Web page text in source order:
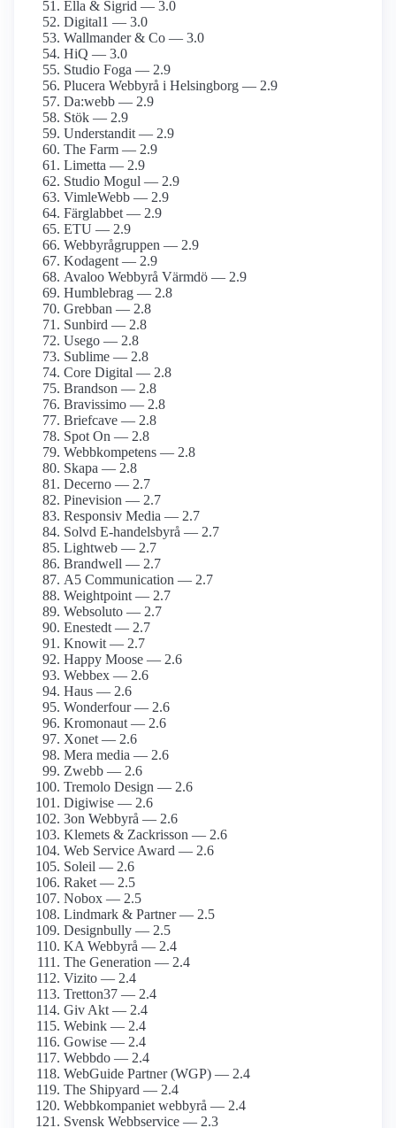
Ella & Sigrid — 3.0
Digital1 — 3.0
Wallmander & Co — 3.0
HiQ — 3.0
Studio Foga — 2.9
Plucera Webbyrå i Helsingborg — 2.9
Da:webb — 2.9
Stök — 2.9
Understandit — 2.9
The Farm — 2.9
Limetta — 2.9
Studio Mogul — 2.9
VimleWebb — 2.9
Färglabbet — 2.9
ETU — 2.9
Webbyrågruppen — 2.9
Kodagent — 2.9
Avaloo Webbyrå Värmdö — 2.9
Humblebrag — 2.8
Grebban — 2.8
Sunbird — 2.8
Usego — 2.8
Sublime — 2.8
Core Digital — 2.8
Brandson — 2.8
Bravissimo — 2.8
Briefcave — 2.8
Spot On — 2.8
Webbkompetens — 2.8
Skapa — 2.8
Decerno — 2.7
Pinevision — 2.7
Responsiv Media — 2.7
Solvd E-handelsbyrå — 2.7
Lightweb — 2.7
Brandwell — 2.7
A5 Communication — 2.7
Weightpoint — 2.7
Websoluto — 2.7
Enestedt — 2.7
Knowit — 2.7
Happy Moose — 2.6
Webbex — 2.6
Haus — 2.6
Wonderfour — 2.6
Kromonaut — 2.6
Xonet — 2.6
Mera media — 2.6
Zwebb — 2.6
Tremolo Design — 2.6
Digiwise — 2.6
3on Webbyrå — 2.6
Klemets & Zackrisson — 2.6
Web Service Award — 2.6
Soleil — 2.6
Raket — 2.5
Nobox — 2.5
Lindmark & Partner — 2.5
Designbully — 2.5
KA Webbyrå — 2.4
The Generation — 2.4
Vizito — 2.4
Tretton37 — 2.4
Giv Akt — 2.4
Webink — 2.4
Gowise — 2.4
Webbdo — 2.4
WebGuide Partner (WGP) — 2.4
The Shipyard — 2.4
Webbkompaniet webbyrå — 2.4
Svensk Webbservice — 2.3